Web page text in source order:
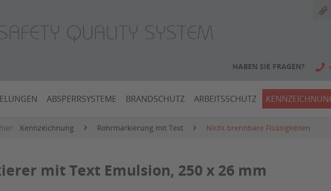
HABEN SIE FRAGEN?
ABSPERRSYSTEME BRANDSCHUTZ ARBEITSSCHUTZ
Kennzeichnung Rohrmarkierung mit Text Nicht brennbare Flüssigkeiten
mit Text Emulsion, 250 x 26 mm